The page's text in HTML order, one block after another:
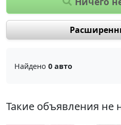
Найдено 0 авто
Такие объявления не